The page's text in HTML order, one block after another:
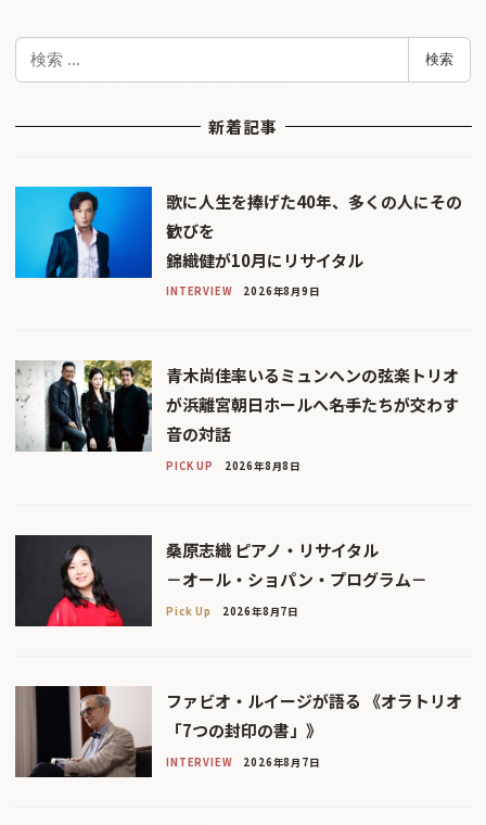
検
検索
新着記事
歌に人生を捧げた40年、多くの人にその
歓びを
錦織健が10月にリサイタル
INTERVIEW 2026年8月9日
青木尚佳率いるミュンヘンの弦楽トリオ
が浜離宮朝日ホールへ――名手たちが交わす
音の対話
PICK UP 2026年8月8日
桑原志織 ピアノ・リサイタル
－オール・ショパン・プログラム－
Pick Up 2026年8月7日
ファビオ・ルイージが語る 《オラトリオ
「7つの封印の書」》
INTERVIEW 2026年8月7日